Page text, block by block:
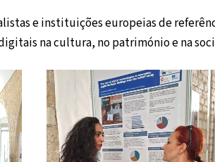
e instituições europeias de
na cultura, no património e na